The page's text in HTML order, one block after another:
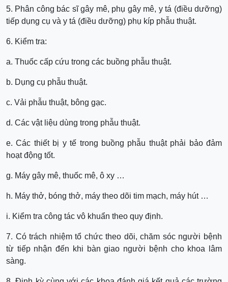
5. Phân công bác sĩ gây mê, phụ gây mê, y tá (điều dưỡng)
tiếp dụng cụ và y tá (điều dưỡng) phụ kíp phẫu thuật.
6. Kiểm tra:
a. Thuốc cấp cứu trong các buồng phẫu thuật.
b. Dụng cụ phẫu thuật.
c. Vải phẫu thuật, bông gạc.
d. Các vật liệu dùng trong phẫu thuật.
e. Các thiết bị y tế trong buồng phẫu thuật phải bảo đảm
hoạt động tốt.
g. Máy gây mê, thuốc mê, ô xy …
h. Máy thở, bóng thở, máy theo dõi tim mạch, máy hút …
i. Kiểm tra công tác vô khuẩn theo quy định.
7. Có trách nhiệm tổ chức theo dõi, chăm sóc người bệnh
từ tiếp nhận đến khi bàn giao người bệnh cho khoa lâm
sàng.